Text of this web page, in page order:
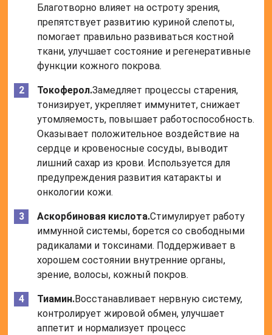
Благотворно влияет на остроту зрения,
препятствует развитию куриной слепоты,
помогает правильно развиваться костной
ткани, улучшает состояние и регенеративные
функции кожного покрова.
Токоферол.Замедляет процессы старения,
тонизирует, укрепляет иммунитет, снижает
утомляемость, повышает работоспособность.
Оказывает положительное воздействие на
сердце и кровеносные сосуды, выводит
лишний сахар из крови. Используется для
предупреждения развития катаракты и
онкологии кожи.
Аскорбиновая кислота.Стимулирует работу
иммунной системы, борется со свободными
радикалами и токсинами. Поддерживает в
хорошем состоянии внутренние органы,
зрение, волосы, кожный покров.
Тиамин.Восстанавливает нервную систему,
контролирует жировой обмен, улучшает
аппетит и нормализует процесс